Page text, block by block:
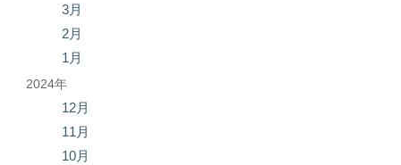
3月
2月
1月
2024年
12月
11月
10月